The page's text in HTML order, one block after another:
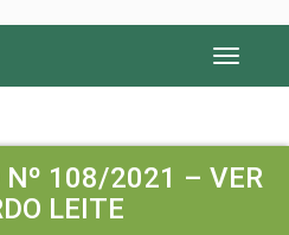
Toggle
Nº 108/2021 – VER
LEITE